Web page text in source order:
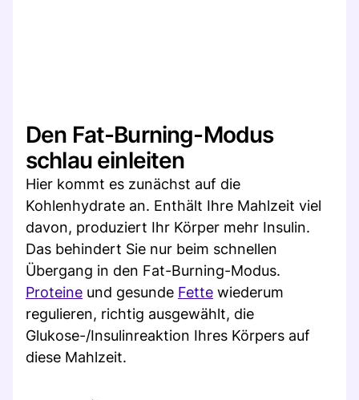
Den Fat-Burning-Modus
schlau einleiten
Hier kommt es zunächst auf die
Kohlenhydrate an. Enthält Ihre Mahlzeit viel
davon, produziert Ihr Körper mehr Insulin.
Das behindert Sie nur beim schnellen
Übergang in den Fat-Burning-Modus.
Proteine und gesunde Fette wiederum
regulieren, richtig ausgewählt, die
Glukose-/Insulinreaktion Ihres Körpers auf
diese Mahlzeit.